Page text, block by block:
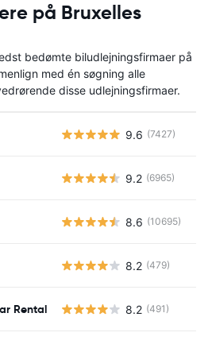
på Bruxelles
bedømte biludlejningsfirmaer på
med én søgning alle
disse udlejningsfirmaer.
9.6 (7427)
9.2 (6965)
8.6 (10695)
8.2 (479)
Rental 8.2 (491)